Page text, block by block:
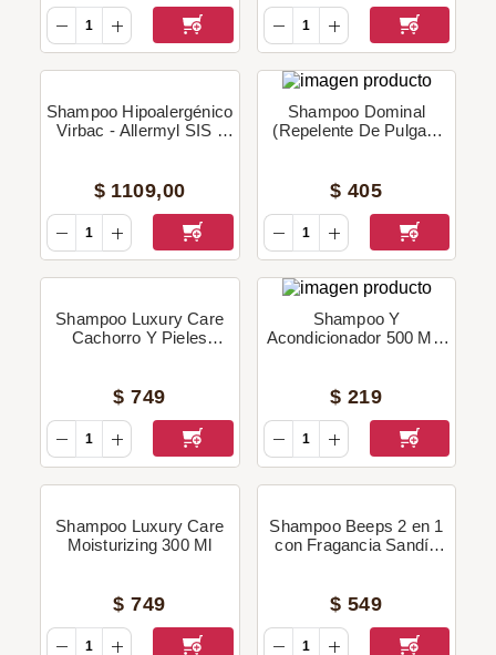
Shampoo Hipoalergénico
Virbac - Allermyl SIS -
$ 1109,00
Shampoo Dominal
(Repelente De Pulgas,
$ 405
Shampoo Luxury Care
Cachorro Y Pieles
$ 749
Shampoo Y
Acondicionador 500 Ml -
$ 219
Shampoo Luxury Care
Moisturizing 300 Ml
$ 749
Shampoo Beeps 2 en 1
con Fragancia Sandía
$ 549